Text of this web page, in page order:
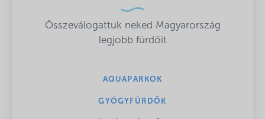
Összeválogattuk neked Magyarország
legjobb fürdőit
AQUAPARKOK
GYÓGYFÜRDŐK